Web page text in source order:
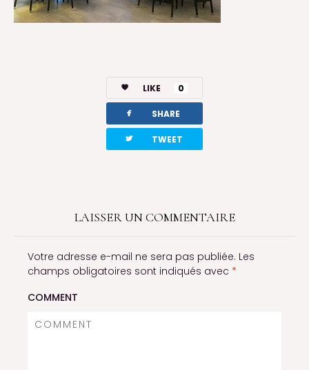
LIKE 0
facebook SHARE
twitterbird TWEET
LAISSER UN COMMENTAIRE
Votre adresse e-mail ne sera pas publiée. Les
champs obligatoires sont indiqués avec *
COMMENT